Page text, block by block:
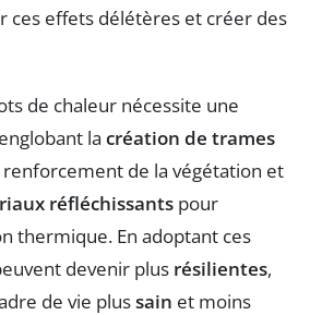
ces effets délétères et créer des
de chaleur nécessite une
la création de trames
renforcement de la végétation et
réfléchissants pour
thermique. En adoptant ces
devenir plus résilientes,
de vie plussain et moins